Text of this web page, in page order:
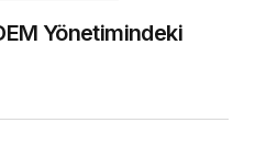
Yönetimindeki